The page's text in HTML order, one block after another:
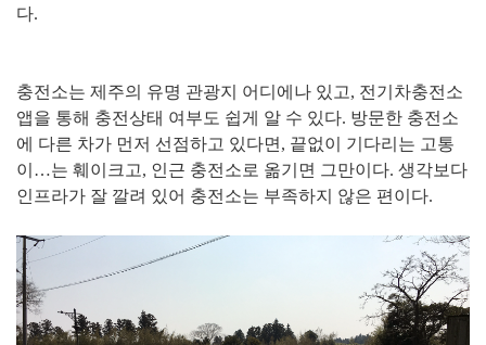
다.
충전소는 제주의 유명 관광지 어디에나 있고, 전기차충전소
앱을 통해 충전상태 여부도 쉽게 알 수 있다. 방문한 충전소
에 다른 차가 먼저 선점하고 있다면, 끝없이 기다리는 고통
이…는 훼이크고, 인근 충전소로 옮기면 그만이다. 생각보다
인프라가 잘 깔려 있어 충전소는 부족하지 않은 편이다.